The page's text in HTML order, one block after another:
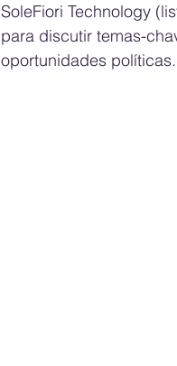
SoleFiori Technology
para discutir temas-
oportunidades políticas.